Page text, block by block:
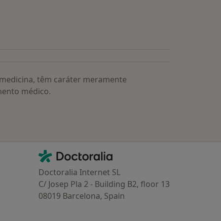
têm caráter meramente
médico.
Contacto
Doctoralia - Homepage
Doctoralia Internet SL
C/ Josep Pla 2 - Building B2, floor 13
08019 Barcelona, Spain